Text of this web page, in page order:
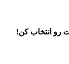
رو انتخاب کن!